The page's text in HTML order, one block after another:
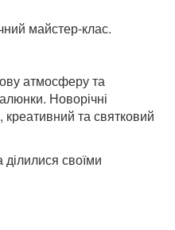
майстер-клас.
атмосферу та
Новорічні
та святковий
своїми